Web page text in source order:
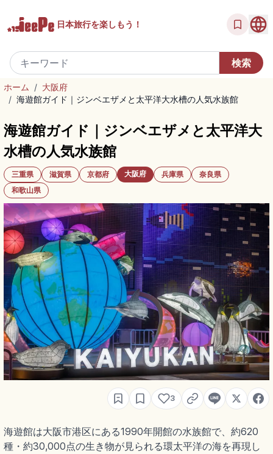
日本旅行を楽しもう！
ホーム / 大阪府
/ 海遊館ガイド｜ジンベエザメと太平洋大水槽の人気水族館
海遊館ガイド｜ジンベエザメと太平洋大
水槽の人気水族館
三重県 滋賀県 京都府 大阪府 兵庫県
奈良県
和歌山県
3
海遊館は大阪市港区にある1990年開館の水族館で、約620
種・約30,000点の生き物が見られる環太平洋の海を再現し